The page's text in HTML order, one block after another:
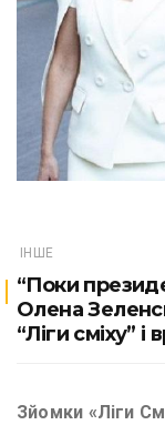
ІНШЕ
“Поки
Олена
“Ліги сміху”
Зйомки «Ліги